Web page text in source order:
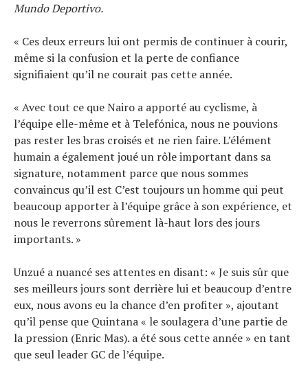
Mundo Deportivo.
« Ces deux erreurs lui ont permis de continuer à courir,
même si la confusion et la perte de confiance
signifiaient qu’il ne courait pas cette année.
« Avec tout ce que Nairo a apporté au cyclisme, à
l’équipe elle-même et à Telefónica, nous ne pouvions
pas rester les bras croisés et ne rien faire. L’élément
humain a également joué un rôle important dans sa
signature, notamment parce que nous sommes
convaincus qu’il est C’est toujours un homme qui peut
beaucoup apporter à l’équipe grâce à son expérience, et
nous le reverrons sûrement là-haut lors des jours
importants. »
Unzué a nuancé ses attentes en disant: « Je suis sûr que
ses meilleurs jours sont derrière lui et beaucoup d’entre
eux, nous avons eu la chance d’en profiter », ajoutant
qu’il pense que Quintana « le soulagera d’une partie de
la pression (Enric Mas). a été sous cette année » en tant
que seul leader GC de l’équipe.